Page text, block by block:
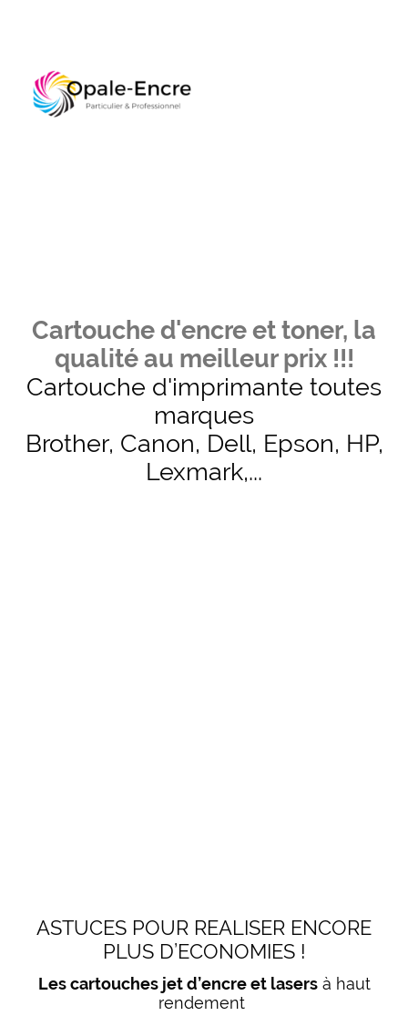
Cartouche d'encre et toner, la
qualité au meilleur prix !!!
Cartouche d'imprimante toutes
marques
Brother, Canon, Dell, Epson, HP,
Lexmark,...
ASTUCES POUR REALISER ENCORE
PLUS D’ECONOMIES !
Les cartouches jet d’encre et lasersà haut
rendement